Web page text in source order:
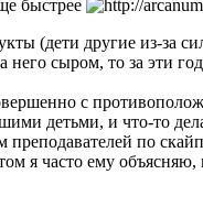
быстрее
(дети другие из-за
сыром, то за эти
с
детьми, и что-то
по
я часто ему